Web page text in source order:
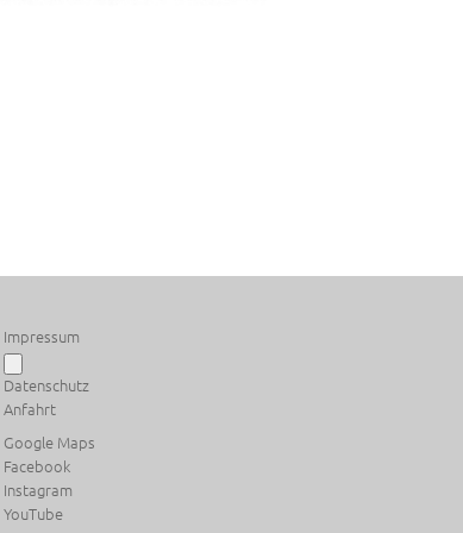
Impressum
Datenschutz
Anfahrt
Google Maps
Facebook
Instagram
YouTube